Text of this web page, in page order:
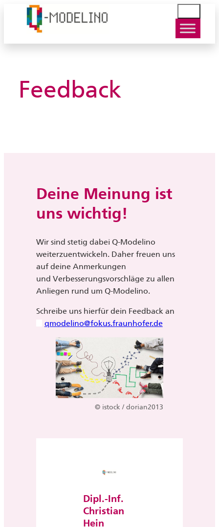
u
c
h
Feedback
Deine Meinung ist
uns wichtig!
Wir sind stetig dabei Q-Modelino
weiterzuentwickeln. Daher freuen uns
auf deine Anmerkungen
und Verbesserungsvorschläge zu allen
Anliegen rund um Q-Modelino.
Schreibe uns hierfür dein Feedback an
qmodelino@fokus.fraunhofer.de
© istock / dorian2013
Dipl.-Inf.
Christian
Hein